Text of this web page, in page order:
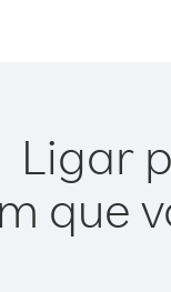
Ligar
que